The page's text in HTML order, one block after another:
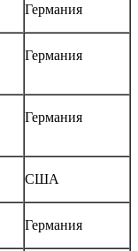
Германия
Германия
Германия
США
Германия